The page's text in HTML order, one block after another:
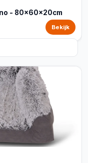
- 80x60x20cm
Bekijk